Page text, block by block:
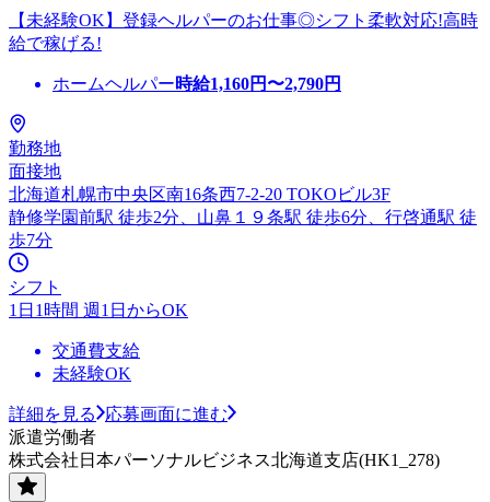
【未経験OK】登録ヘルパーのお仕事◎シフト柔軟対応!高時
給で稼げる!
ホームヘルパー時給1,160円〜2,790円
勤務地
面接地
北海道札幌市中央区南16条西7-2-20 TOKOビル3F
静修学園前駅 徒歩2分、山鼻１９条駅 徒歩6分、行啓通駅 徒
歩7分
シフト
1日1時間 週1日からOK
交通費支給
未経験OK
詳細を見る
応募画面に進む
派遣労働者
株式会社日本パーソナルビジネス北海道支店(HK1_278)